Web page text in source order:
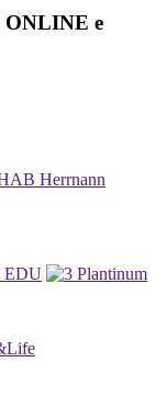
ONLINE e